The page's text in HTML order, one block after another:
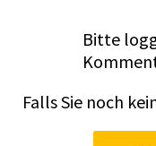
Bitte
Falls Sie noch